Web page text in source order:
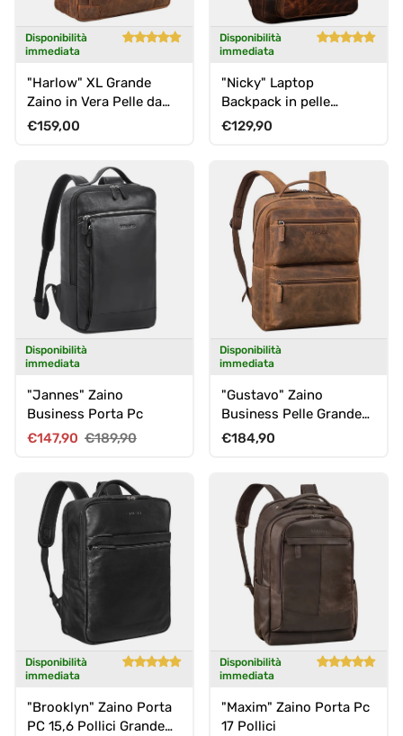
Disponibilità
immediata
"Harlow" XL Grande
Zaino in Vera Pelle da
Uomo per Laptop da 15
Prezzo normale
€159,00
Disponibilità
immediata
"Nicky" Laptop
Backpack in pelle
grande donna uomo
Prezzo normale
€129,90
Disponibilità
immediata
"Jannes" Zaino
Business Porta Pc
Prezzo di vendita
€147,90 Prezzo normale
€189,90
Disponibilità
immediata
"Gustavo" Zaino
Business Pelle Grande
per Uomo e Donna
Prezzo normale
€184,90
Disponibilità
immediata
"Brooklyn" Zaino Porta
PC 15,6 Pollici Grande
Disponibilità
immediata
"Maxim" Zaino Porta Pc
17 Pollici